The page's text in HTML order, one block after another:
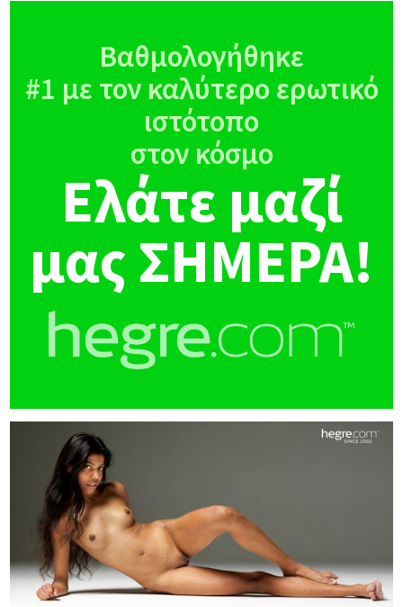
Βαθμολογήθηκε
#1 με τον καλύτερο ερωτικό
ιστότοπο
στον κόσμο
Ελάτε μαζί
μας ΣΗΜΕΡΑ!